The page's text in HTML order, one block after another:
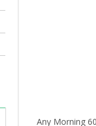
Any Morning